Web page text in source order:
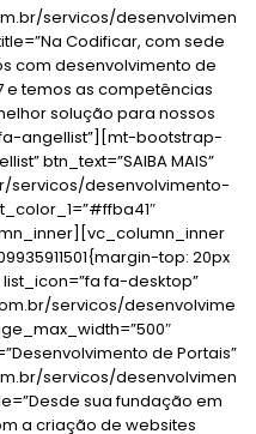
servicos/desenvolvimen
Codificar, com sede
com desenvolvimento de
e temos as competências
solução para nossos
angellist”][mt-bootstrap-
btn_text=”SAIBA MAIS”
servicos/desenvolvimento-
top: 20px
fa-desktop”
servicos/desenvolvime
de Portais”
servicos/desenvolvimen
sua fundação em
a criação de websites